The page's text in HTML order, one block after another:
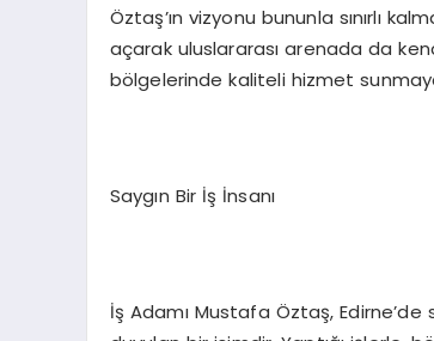
Öztaş’ın vizyonu bununla sınırlı
açarak uluslararası arenada da
bölgelerinde kaliteli hizmet
Saygın Bir İş İnsanı
İş Adamı Mustafa Öztaş,